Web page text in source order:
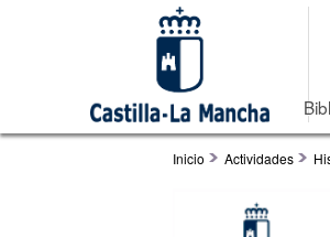
Inicio Actividades